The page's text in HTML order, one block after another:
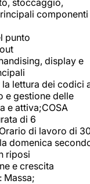
componenti
punto
display e
lettura dei codici
e gestione delle
e attiva;COSA
di 6
di lavoro di
domenica
riposi
e crescita
Massa;